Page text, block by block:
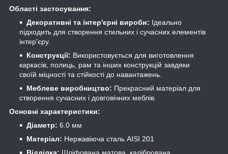
Області застосування:
Декоративні та інтер'єрні вироби: Ідеально
підходить для створення стильних і сучасних елементів
інтер'єру.
Конструкції: Використовується для виготовлення
каркасів, полиць, рам та інших конструкцій завдяки
своїй міцності та стійкості до навантажень.
Меблеве виробництво: Прекрасний матеріал для
створення сучасних і довговічних меблів.
Основні характеристики:
Діаметр: 6.0 мм
Матеріал: Нержавіюча сталь AISI 201